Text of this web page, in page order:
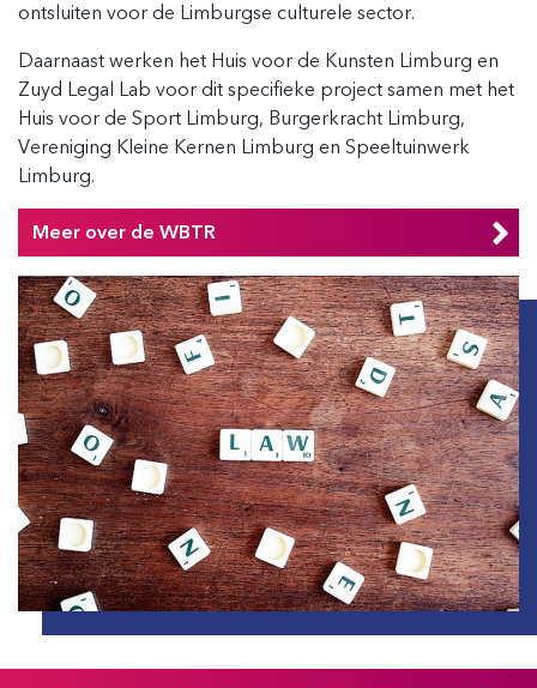
ontsluiten voor de Limburgse culturele sector.
Daarnaast werken het Huis voor de Kunsten Limburg en
Zuyd Legal Lab voor dit specifieke project samen met het
Huis voor de Sport Limburg, Burgerkracht Limburg,
Vereniging Kleine Kernen Limburg en Speeltuinwerk
Limburg.
Meer over de WBTR